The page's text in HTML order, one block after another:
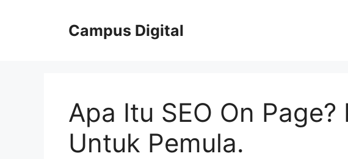
Campus Digital
Apa Itu SEO On Page?
Untuk Pemula.